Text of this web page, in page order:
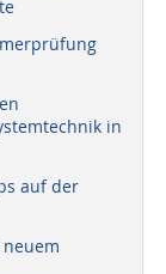
in
auf der